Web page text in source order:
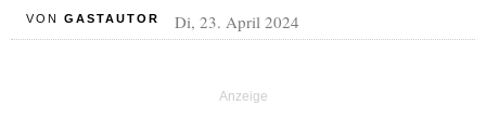
VON GASTAUTOR Di, 23. April 2024